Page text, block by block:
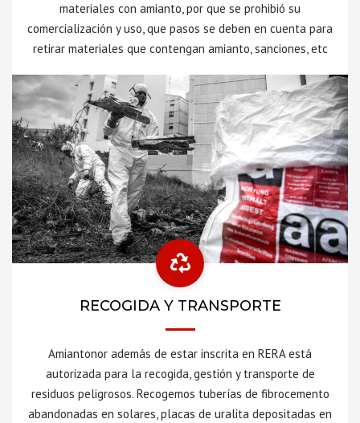
materiales con amianto, por que se prohibió su
comercialización y uso, que pasos se deben en cuenta para
retirar materiales que contengan amianto, sanciones, etc
RECOGIDA Y TRANSPORTE
Amiantonor además de estar inscrita en RERA está
autorizada para la recogida, gestión y transporte de
residuos peligrosos. Recogemos tuberías de fibrocemento
abandonadas en solares, placas de uralita depositadas en